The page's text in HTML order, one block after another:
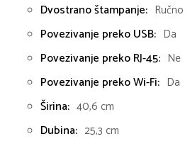
Dvostrano štampanje: Ručno
Povezivanje preko USB: Da
Povezivanje preko RJ-45: Ne
Povezivanje preko Wi-Fi: Da
Širina: 40,6 cm
Dubina: 25,3 cm